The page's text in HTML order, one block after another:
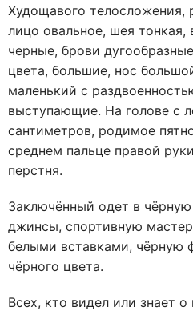
Худощавого телосложения,
лицо овальное, шея тонкая,
черные, брови
цвета, большие, нос
маленький с
выступающие. На голове с
сантиметров, родимое
среднем пальце правой
перстня.
Заключённый одет в
джинсы, спортивную
белыми вставками, чёрную
чёрного цвета.
Всех, кто видел или знает